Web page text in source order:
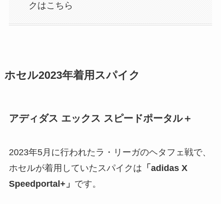
クはこちら
ホセル2023年着用スパイク
アディダス エックス スピードポータル＋
2023年5月に行われたラ・リーガのヘタフェ戦で、
ホセルが着用していたスパイクは 「adidas X
Speedportal+」 です。